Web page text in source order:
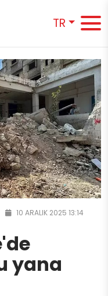
TR
10 ARALIK 2025 13:14
yana